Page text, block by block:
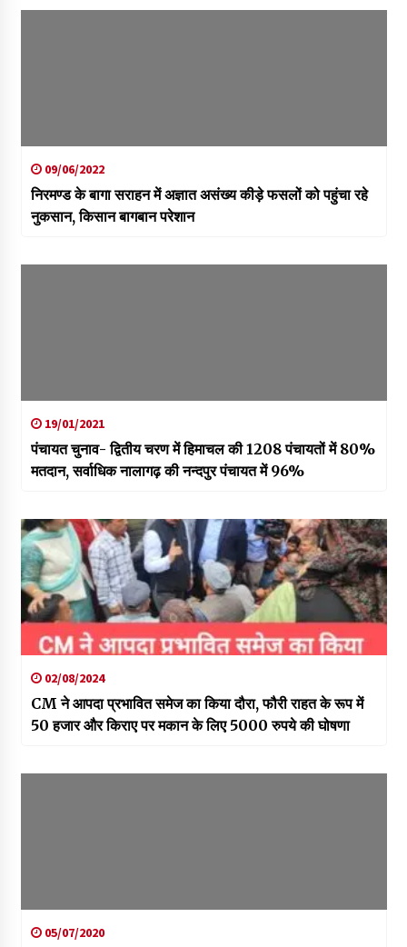
09/06/2022
निरमण्ड के बागा सराहन में अज्ञात असंख्य कीड़े फसलों को पहुंचा रहे
नुकसान, किसान बागबान परेशान
19/01/2021
पंचायत चुनाव- द्वितीय चरण में हिमाचल की 1208 पंचायतों में 80%
मतदान, सर्वाधिक नालागढ़ की नन्दपुर पंचायत में 96%
02/08/2024
CM ने आपदा प्रभावित समेज का किया दौरा, फौरी राहत के रूप में
50 हजार और किराए पर मकान के लिए 5000 रुपये की घोषणा
05/07/2020